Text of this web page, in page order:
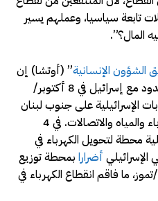
تابعة سياسيا، وعملهم يسير
المال؟”.
الشؤون الإنسانية” (أوتشا) إن
منذ بداية الأعمال العدائية عبر الحدود مع إسرائيل في 8 أكتوبر/
الضربات الإسرائيلية على جنوب لبنان
أضرارا كبيرة بالبنية التحتية للكهرباء والمياه والاتصالات. في 4
محطة لتحويل الكهرباء في
أضرارا بمحطة توزيع
مرجعيون في 13 يوليو/تموز، ما فاقم انقطاع الكهرباء في